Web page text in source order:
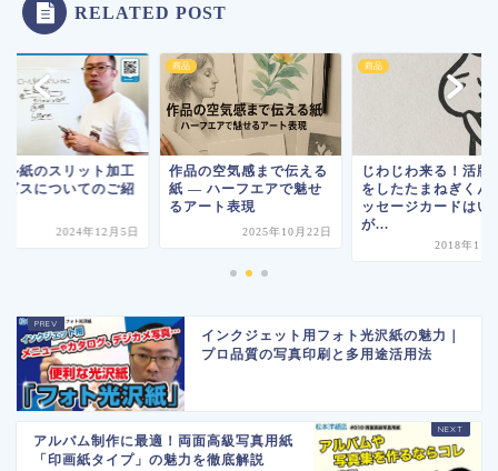
RELATED POST
ル紙のスリット加工
ビスについてのご紹
2024年12月5日
商品
作品の空気感まで伝える
紙 ― ハーフエアで魅せ
るアート表現
2025年10月22日
商品
じわじわ来る！活版
をしたたまねぎくん
ッセージカードはい
が...
2018年11
インクジェット用フォト光沢紙の魅力｜
プロ品質の写真印刷と多用途活用法
アルバム制作に最適！両面高級写真用紙
「印画紙タイプ」の魅力を徹底解説